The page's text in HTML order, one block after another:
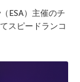
ESA）主催のチ
スピードランコ